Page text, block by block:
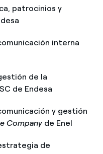
patrocinios y
interna
de la
de Endesa
y gestión
Companyde Enel
de